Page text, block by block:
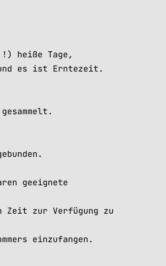
heiße Tage,
es ist Erntezeit.
geeignete
Zeit zur Verfügung zu
einzufangen.